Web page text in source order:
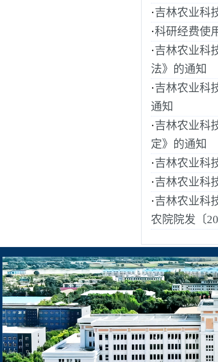
·吉林农业科
·科研经费使
·吉林农业科
法》的通知
·吉林农业科
通知
·吉林农业科
定》的通知
·吉林农业科
·吉林农业科
·吉林农业科
农院院发〔